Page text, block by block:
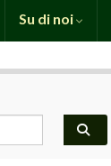
Su di noi